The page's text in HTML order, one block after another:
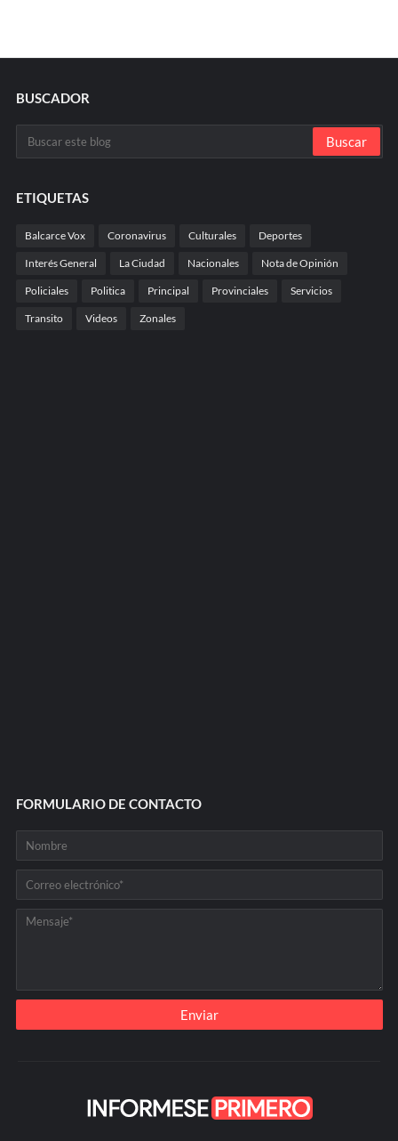
BUSCADOR
ETIQUETAS
Balcarce Vox Coronavirus Culturales Deportes
Interés General La Ciudad Nacionales Nota de Opinión
Policiales Politica Principal Provinciales Servicios
Transito Videos Zonales
FORMULARIO DE CONTACTO